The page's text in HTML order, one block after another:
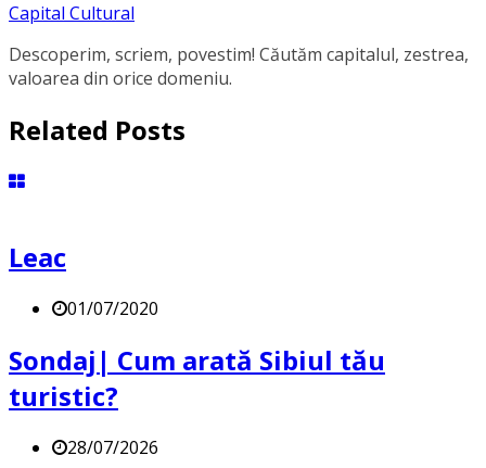
Capital Cultural
Descoperim, scriem, povestim! Căutăm capitalul, zestrea,
valoarea din orice domeniu.
Related Posts
Leac
01/07/2020
Sondaj| Cum arată Sibiul tău
turistic?
28/07/2026